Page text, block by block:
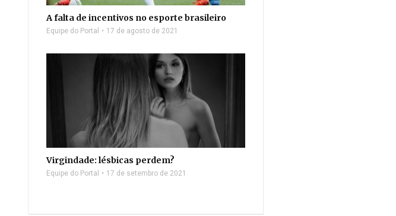
A falta de incentivos no esporte brasileiro
Equipe do Portal 17 de agosto de 2021
Virgindade: lésbicas perdem?
Equipe do Portal 17 de setembro de 2021